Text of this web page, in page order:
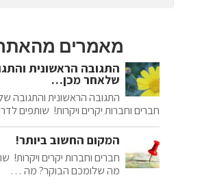
מאמרים
התגובה הראשונית
שלאחר מכן…
התגובה הראשונית והתגובה
חברים וחברות יקרים ויקרות! שותפים
המקום החשוב ביותר!
חברים וחברות יקרים
מה שלומכם הבוקר? מה …